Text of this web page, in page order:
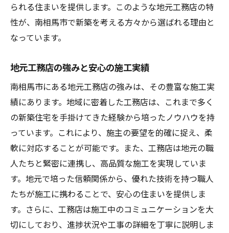
南相馬市での新築を構築する工務店選びの
基本
工務店選びが新築成功の基盤を築く
ポイント
南相馬市での新築を成功に導く工務店選び
のステップ
福島県南相馬市で理想の新築を実現するための
工務店の選び方
理想の住まいを叶える工務店選びの重要性
理想の新築を形にするための工務店選びの
コツ
南相馬市で理想の家を築くための工務店選
られる住まいを提供します。このような地元工務店の特
性が、南相馬市で新築を考える方々から選ばれる理由と
なっています。
地元工務店の強みと安心の施工実績
南相馬市にある地元工務店の強みは、その豊富な施工実
績にあります。地域に密着した工務店は、これまで多く
の新築住宅を手掛けてきた経験から培ったノウハウを持
っています。これにより、施主の要望を的確に捉え、柔
軟に対応することが可能です。また、工務店は地元の職
人たちと緊密に連携し、高品質な施工を実現していま
す。地元で培った信頼関係から、優れた技術を持つ職人
たちが施工に携わることで、安心の住まいを提供しま
す。さらに、工務店は施工中のコミュニケーションを大
切にしており、進捗状況や工事の詳細を丁寧に説明しま